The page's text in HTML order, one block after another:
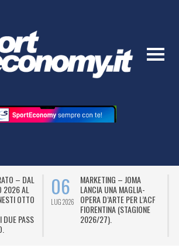
– DAL
2026 AL
OTTO
DUE PASS
06
LUG 2026
MARKETING – JOMA
LANCIA UNA MAGLIA-
OPERA D’ARTE PER L’ACF
FIORENTINA (STAGIONE
2026/27).